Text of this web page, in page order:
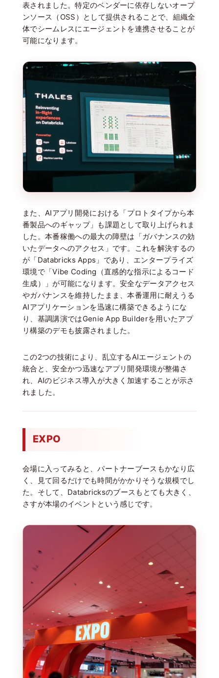
表されました。特定のベンダーに依存しないオープ
ンソース（OSS）として提供されることで、組織全
体でシームレスにエージェントを連携させることが
可能になります。
また、AIアプリ開発における「プロトタイプから本
番製品へのギャップ」も課題として取り上げられま
した。本番稼働への最大の障壁は「ガバナンスの効
いたデータへのアクセス」です。これを解決するの
が「Databricks Apps」であり、エンタープライズ
環境で「Vibe Coding（直感的な指示によるコード
生成）」が可能になります。安全なデータアクセス
やガバナンスを維持したまま、本番運用に耐えうる
AIアプリケーションを迅速に構築できるようにな
り、基調講演ではGenie App Builderを用いたアプ
リ構築のデモも披露されました。
この2つの技術により、乱立するAIエージェントの
統合と、安全かつ迅速なアプリ開発環境が整備さ
れ、AIのビジネス導入が大きく加速することが示さ
れました。
EXPO
会場に入ってみると、パートナーブースもかなり広
く、見て回るだけでも時間がかかりそうな規模でし
た。そして、Databricksのブースもとても大きく、
さすが本場のイベントという感じです。